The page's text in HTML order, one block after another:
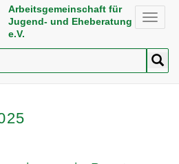
Toggle
Arbeitsgemeinschaft für
Jugend- und Eheberatung
e.V.